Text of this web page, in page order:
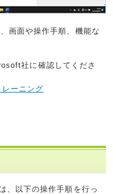
画面や操作手順、機能な
社に確認してくださ
ーニング
、以下の操作手順を行っ